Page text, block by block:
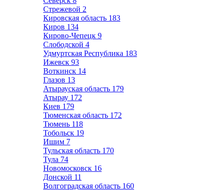
Стрежевой 2
Кировская область 183
Киров 134
Кирово-Чепецк 9
Слободской 4
Удмуртская Республика 183
Ижевск 93
Воткинск 14
Глазов 13
Атырауская область 179
Атырау 172
Киев 179
Тюменская область 172
Тюмень 118
Тобольск 19
Ишим 7
Тульская область 170
Тула 74
Новомосковск 16
Донской 11
Волгоградская область 160